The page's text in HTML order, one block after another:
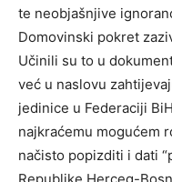
te neobjašnjive
Domovinski pokret
Učinili su to u
već u naslovu
jedinice u Federaciji
najkraćemu mogućem
načisto popizditi i dati